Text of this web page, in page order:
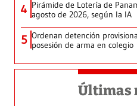
4 Pirámide de Lotería de
agosto de 2026, según la IA
5 Ordenan detención
posesión de arma en colegio
Últimas